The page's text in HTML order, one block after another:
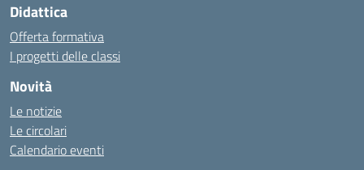
Didattica
Offerta formativa
I progetti delle classi
Novità
Le notizie
Le circolari
Calendario eventi